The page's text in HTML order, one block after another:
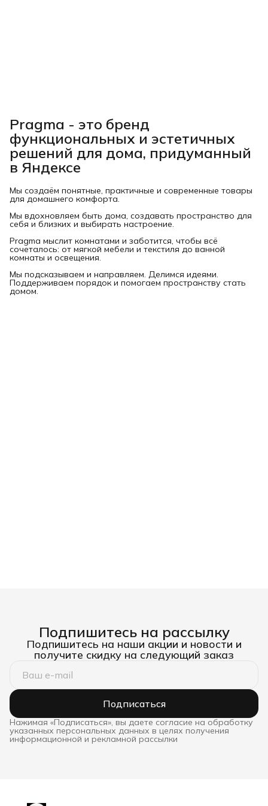
Pragma - это бренд
функциональных и эстетичных
решений для дома, придуманный
в Яндексе
Мы создаём понятные, практичные и современные товары
для домашнего комфорта.
Мы вдохновляем быть дома, создавать пространство для
себя и близких и выбирать настроение.
Pragma мыслит комнатами и заботится, чтобы всё
сочеталось: от мягкой мебели и текстиля до ванной
комнаты и освещения.
Мы подсказываем и направляем. Делимся идеями.
Поддерживаем порядок и помогаем пространству стать
домом.
Подпишитесь на рассылку
Подпишитесь на наши акции и новости и
получите скидку на следующий заказ
Подписаться
Нажимая «Подписаться», вы даете согласие на обработку
указанных персональных данных в целях получения
информационной и рекламной рассылки